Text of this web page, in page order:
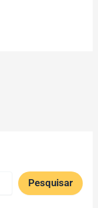
Pesquisar